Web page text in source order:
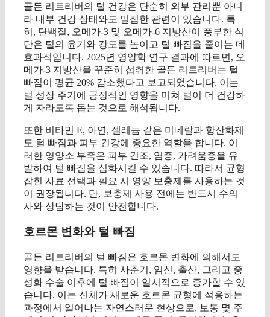
골든 리트리버의 털 건강은 단순히 외부 관리뿐 아니
라 내부 건강 상태와도 밀접한 관련이 있습니다. 특
히, 단백질, 오메가-3 및 오메가-6 지방산이 풍부한 식
단은 털의 윤기와 강도를 높이고 털 빠짐을 줄이는 데
효과적입니다. 2025년 영양학 연구 결과에 따르면, 오
메가-3 지방산을 꾸준히 섭취한 골든 리트리버는 털
빠짐이 평균 20% 감소했다고 보고되었습니다. 이는
털 성장 주기에 긍정적인 영향을 미쳐 털이 더 건강하
게 자라도록 돕는 것으로 해석됩니다.
또한 비타민 E, 아연, 셀레늄 같은 미네랄과 항산화제
도 털 빠짐과 피부 건강에 중요한 역할을 합니다. 이
러한 영양소 부족은 피부 건조, 염증, 가려움증을 유
발하여 털 빠짐을 심화시킬 수 있습니다. 따라서 균형
잡힌 사료 선택과 필요 시 영양 보충제를 사용하는 것
이 권장됩니다. 단, 보충제 사용 전에는 반드시 수의
사와 상담하는 것이 안전합니다.
호르몬 변화와 털 빠짐
골든 리트리버의 털 빠짐은 호르몬 변화에 의해서도
영향을 받습니다. 특히 사춘기, 임신, 출산, 그리고 중
성화 수술 이후에 털 빠짐이 일시적으로 증가할 수 있
습니다. 이는 신체가 새로운 호르몬 균형에 적응하는
과정에서 일어나는 자연스러운 현상으로, 보통 몇 주